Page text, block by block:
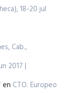
18-20 jul
Cab.,
2017 |
en CTO. Europeo